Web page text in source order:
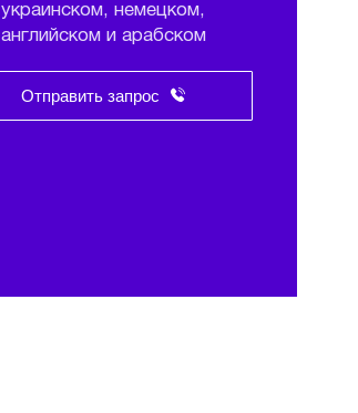
украинском, немецком,
английском и арабском
Отправить запрос